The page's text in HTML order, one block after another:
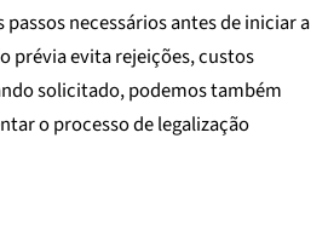
necessários antes de iniciar a
prévia evita rejeições, custos
solicitado, podemos também
o processo de legalização